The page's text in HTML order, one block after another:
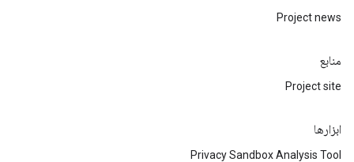
Project news
منابع
Project site
ابزارها
Privacy Sandbox Analysis Tool